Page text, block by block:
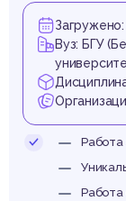
Загружено:
Вуз: БГУ
Работа